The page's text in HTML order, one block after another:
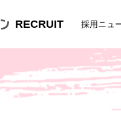
RECRUIT 採用ニュ